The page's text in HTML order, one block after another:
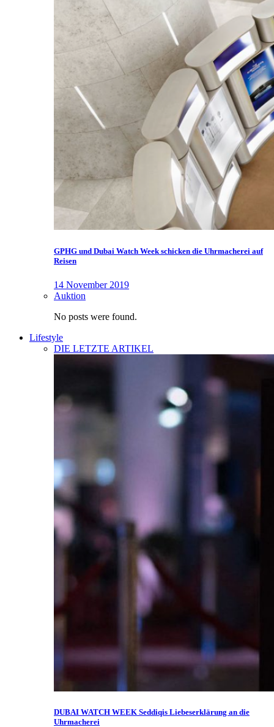
GPHG und Dubai Watch Week schicken die Uhrmacherei auf
Reisen
14 November 2019
Auktion
No posts were found.
Lifestyle
DIE LETZTE ARTIKEL
DUBAI WATCH WEEK Seddiqis Liebeserklärung an die
Uhrmacherei